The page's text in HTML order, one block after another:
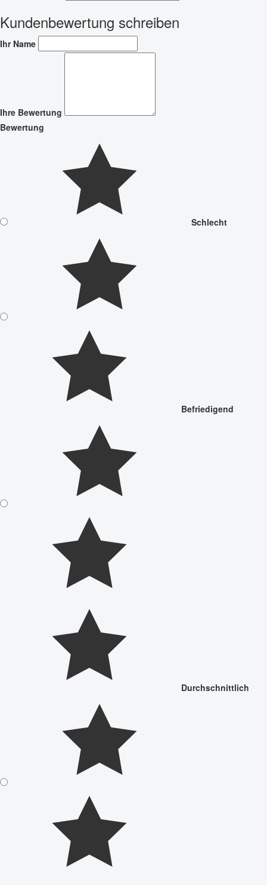
Kundenbewertung schreiben
Ihr Name
Ihre Bewertung
Bewertung
Schlecht
Befriedigend
Durchschnittlich